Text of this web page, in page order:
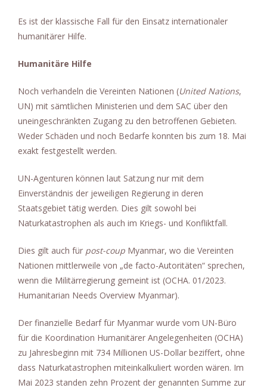
Es ist der klassische Fall für den Einsatz internationaler
humanitärer Hilfe.
Humanitäre Hilfe
Noch verhandeln die Vereinten Nationen (United Nations,
UN) mit sämtlichen Ministerien und dem SAC über den
uneingeschränkten Zugang zu den betroffenen Gebieten.
Weder Schäden und noch Bedarfe konnten bis zum 18. Mai
exakt festgestellt werden.
UN-Agenturen können laut Satzung nur mit dem
Einverständnis der jeweiligen Regierung in deren
Staatsgebiet tätig werden. Dies gilt sowohl bei
Naturkatastrophen als auch im Kriegs- und Konfliktfall.
Dies gilt auch für post-coup Myanmar, wo die Vereinten
Nationen mittlerweile von „de facto-Autoritäten“ sprechen,
wenn die Militärregierung gemeint ist (OCHA. 01/2023.
Humanitarian Needs Overview Myanmar).
Der finanzielle Bedarf für Myanmar wurde vom UN-Büro
für die Koordination Humanitärer Angelegenheiten (OCHA)
zu Jahresbeginn mit 734 Millionen US-Dollar beziffert, ohne
dass Naturkatastrophen miteinkalkuliert worden wären. Im
Mai 2023 standen zehn Prozent der genannten Summe zur